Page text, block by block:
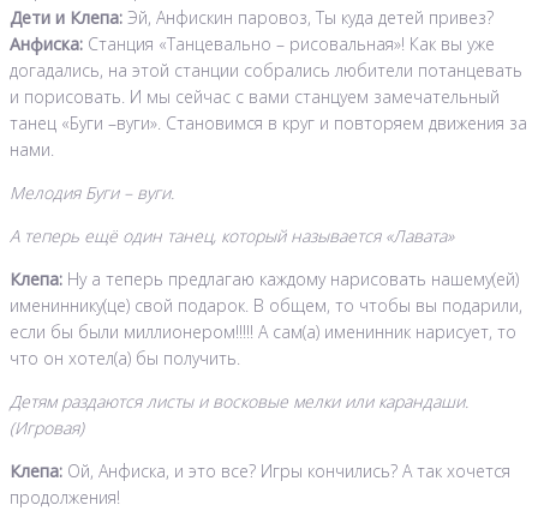
Дети и Клепа: Эй, Анфискин паровоз, Ты куда детей привез?
Анфиска: Станция «Танцевально – рисовальная»! Как вы уже
догадались, на этой станции собрались любители потанцевать
и порисовать. И мы сейчас с вами станцуем замечательный
танец «Буги –вуги». Становимся в круг и повторяем движения за
нами.
Мелодия Буги – вуги.
А теперь ещё один танец, который называется «Лавата»
Клепа: Ну а теперь предлагаю каждому нарисовать нашему(ей)
имениннику(це) свой подарок. В общем, то чтобы вы подарили,
если бы были миллионером!!!!! А сам(а) именинник нарисует, то
что он хотел(а) бы получить.
Детям раздаются листы и восковые мелки или карандаши.
(Игровая)
Клепа: Ой, Анфиска, и это все? Игры кончились? А так хочется
продолжения!